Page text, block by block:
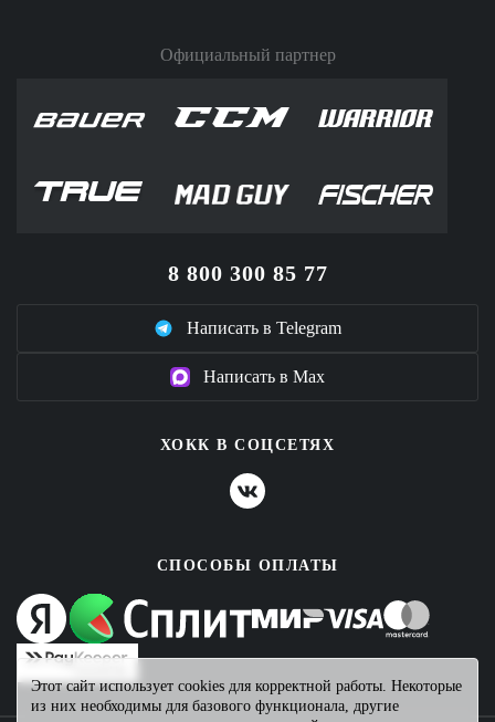
Официальный партнер
8 800 300 85 77
Написать в Telegram
Написать в Max
ХОКК В СОЦСЕТЯХ
СПОСОБЫ ОПЛАТЫ
Этот сайт использует cookies для корректной работы. Некоторые
из них необходимы для базового функционала, другие